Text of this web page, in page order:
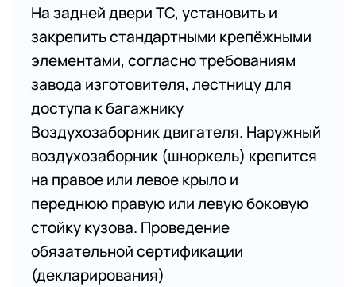
На задней двери ТС, установить и
закрепить стандартными крепёжными
элементами, согласно требованиям
завода изготовителя, лестницу для
доступа к багажнику
Воздухозаборник двигателя. Наружный
воздухозаборник (шноркель) крепится
на правое или левое крыло и
переднюю правую или левую боковую
стойку кузова. Проведение
обязательной сертификации
(декларирования)